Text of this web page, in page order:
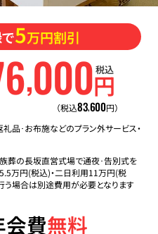
5万円割引
,000円
税込
（税込83,600円）
品･お布施などのプラン外サービス・
葬の長坂直営式場で通夜･告別式を
万円(税込)・二日利用11万円(税
場合は別途費用が必要となります
会費無料